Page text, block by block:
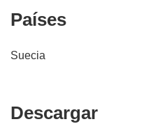
Países
Suecia
Descargar